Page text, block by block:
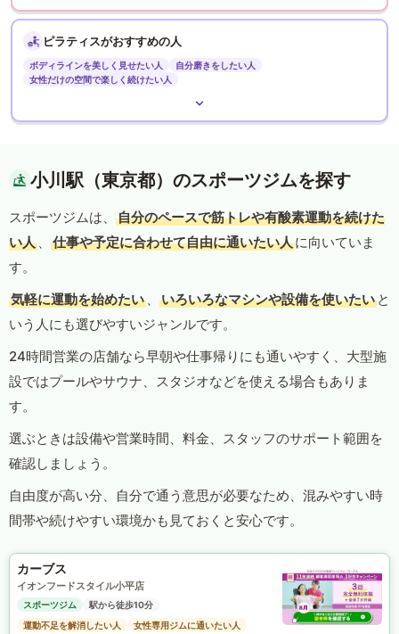
ピラティスがおすすめの人
ボディラインを美しく見せたい人
自分磨きをしたい人
女性だけの空間で楽しく続けたい人
小川駅（東京都）のスポーツジムを探す
スポーツジムは、
自分のペースで筋トレや有酸素運動を続けた
い人 、 仕事や予定に合わせて自由に通いたい人に向いていま
す。
気軽に運動を始めたい 、 いろいろなマシンや設備を使いたい と
いう人にも選びやすいジャンルです。
24時間営業の店舗なら早朝や仕事帰りにも通いやすく、大型施
設ではプールやサウナ、スタジオなどを使える場合もありま
す。
選ぶときは設備や営業時間、料金、スタッフのサポート範囲を
確認しましょう。
自由度が高い分、自分で通う意思が必要なため、混みやすい時
間帯や続けやすい環境かも見ておくと安心です。
カーブス
イオンフードスタイル小平店
スポーツジム
駅から徒歩10分
運動不足を解消したい人
女性専用ジムに通いたい人